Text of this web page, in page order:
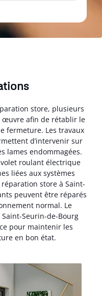
store, plusieurs
œuvre afin de rétablir le
fermeture. Les travaux
d’intervenir sur
lames endommagées.
roulant électrique
liées aux systèmes
store à Saint-
peuvent être réparés
normal. Le
Seurin-de-Bourg
pour maintenir les
en bon état.